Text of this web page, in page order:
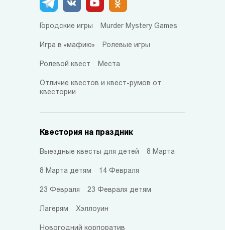
Городские игры Murder Mystery Games
Игра в «мафию» Ролевые игры
Ролевой квест Места
Отличие квестов и квест-румов от
квестории
Квестория на праздник
Выездные квесты для детей 8 Марта
8 Марта детям 14 Февраля
23 Февраля 23 Февраля детям
Лагерям Хэллоуин
Новогодний корпоратив